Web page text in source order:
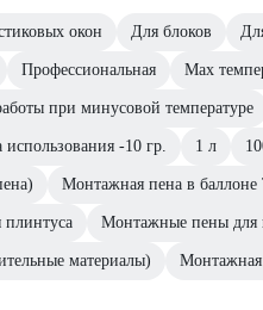
окон Для блоков
Профессиональная Max
при минусовой температуре
использования -10 гр. 1 л
Монтажная пена в баллоне
Монтажные пены для
материалы) Монтажная